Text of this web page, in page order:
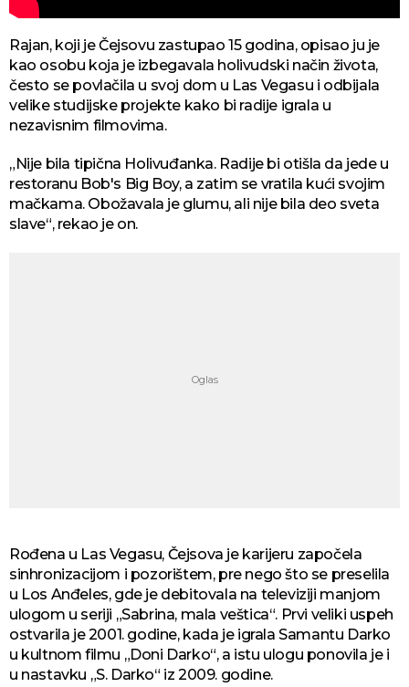
Rajan, koji je Čejsovu zastupao 15 godina, opisao ju je
kao osobu koja je izbegavala holivudski način života,
često se povlačila u svoj dom u Las Vegasu i odbijala
velike studijske projekte kako bi radije igrala u
nezavisnim filmovima.
„Nije bila tipična Holivuđanka. Radije bi otišla da jede u
restoranu Bob's Big Boy, a zatim se vratila kući svojim
mačkama. Obožavala je glumu, ali nije bila deo sveta
slave“, rekao je on.
Rođena u Las Vegasu, Čejsova je karijeru započela
sinhronizacijom i pozorištem, pre nego što se preselila
u Los Anđeles, gde je debitovala na televiziji manjom
ulogom u seriji „Sabrina, mala veštica“. Prvi veliki uspeh
ostvarila je 2001. godine, kada je igrala Samantu Darko
u kultnom filmu „Doni Darko“, a istu ulogu ponovila je i
u nastavku „S. Darko“ iz 2009. godine.